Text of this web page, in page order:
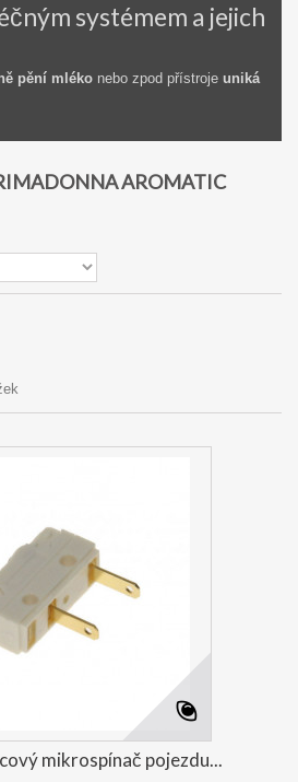
systémem a jejich
pění mléko nebo zpod přístroje uniká
AROMATIC
mikrospínač pojezdu...